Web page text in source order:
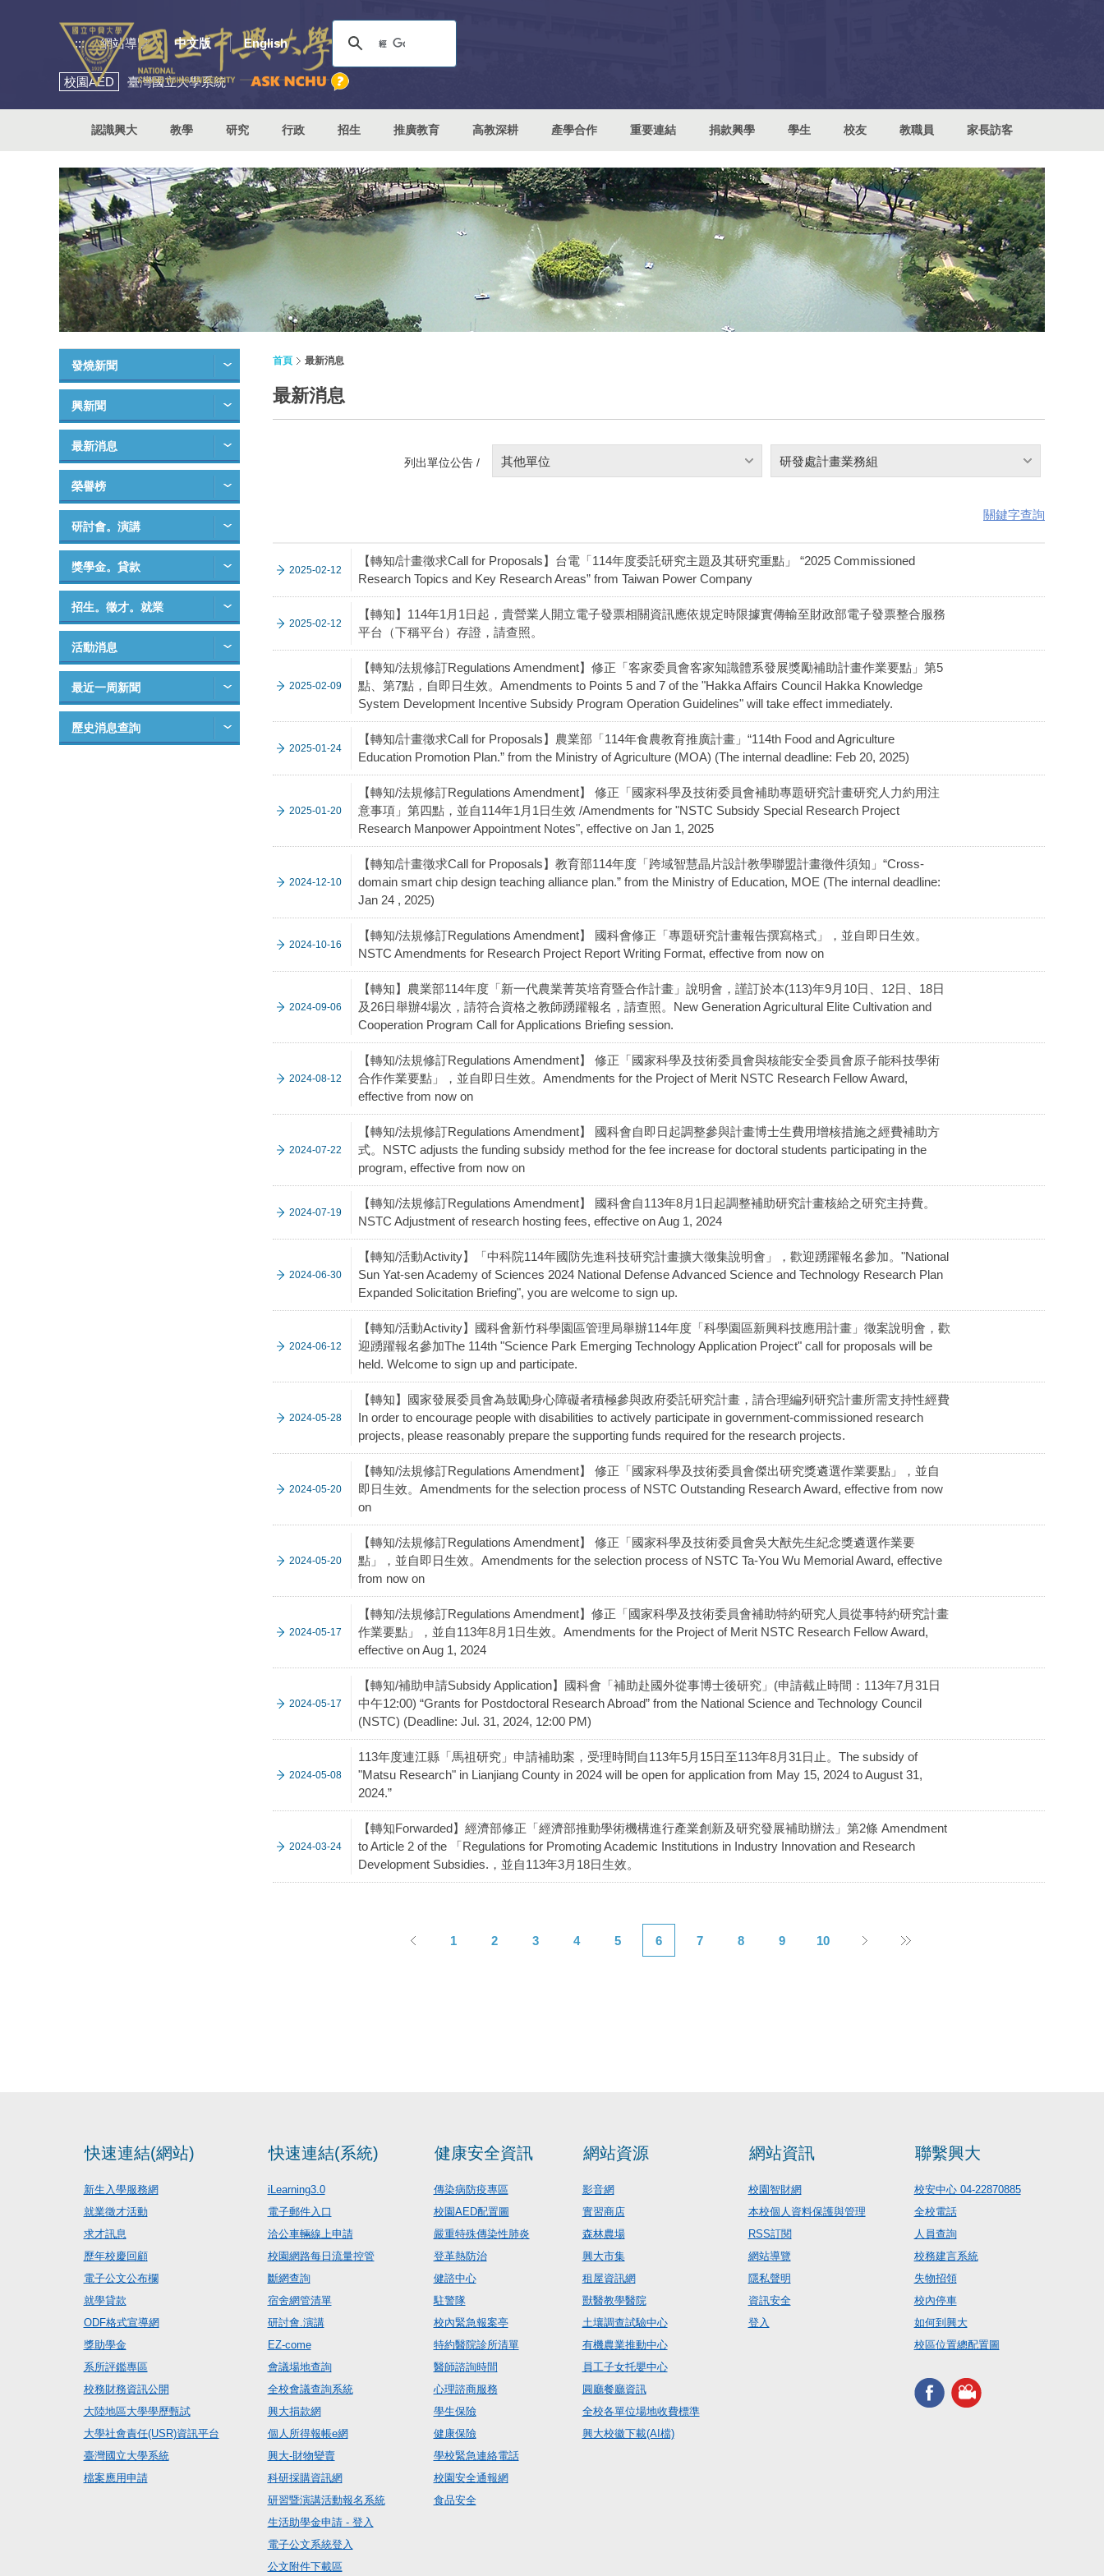
::: 網站導覽 中文版 English
校園AED 臺灣國立大學系統
認識興大 教學 研究 行政 招生 推廣教育 高教深耕 產學合作 重要連結 捐款興學 學生 校友 教職員 家長訪客
發燒新聞
興新聞
最新消息
榮譽榜
研討會。演講
獎學金。貸款
招生。徵才。就業
活動消息
最近一周新聞
歷史消息查詢
首頁 最新消息
最新消息
列出單位公告 / 其他單位 研發處計畫業務組
關鍵字查詢
2025-02-12
【轉知/計畫徵求Call for Proposals】台電「114年度委託研究主題及其研究重點」 “2025 Commissioned
Research Topics and Key Research Areas” from Taiwan Power Company
2025-02-12
【轉知】114年1月1日起，貴營業人開立電子發票相關資訊應依規定時限據實傳輸至財政部電子發票整合服務
平台（下稱平台）存證，請查照。
2025-02-09
【轉知/法規修訂Regulations Amendment】修正「客家委員會客家知識體系發展獎勵補助計畫作業要點」第5
點、第7點，自即日生效。Amendments to Points 5 and 7 of the "Hakka Affairs Council Hakka Knowledge
System Development Incentive Subsidy Program Operation Guidelines" will take effect immediately.
2025-01-24
【轉知/計畫徵求Call for Proposals】農業部「114年食農教育推廣計畫」“114th Food and Agriculture
Education Promotion Plan.” from the Ministry of Agriculture (MOA) (The internal deadline: Feb 20, 2025)
2025-01-20
【轉知/法規修訂Regulations Amendment】 修正「國家科學及技術委員會補助專題研究計畫研究人力約用注
意事項」第四點，並自114年1月1日生效 /Amendments for "NSTC Subsidy Special Research Project
Research Manpower Appointment Notes", effective on Jan 1, 2025
2024-12-10
【轉知/計畫徵求Call for Proposals】教育部114年度「跨域智慧晶片設計教學聯盟計畫徵件須知」“Cross-
domain smart chip design teaching alliance plan.” from the Ministry of Education, MOE (The internal deadline:
Jan 24 , 2025)
2024-10-16
【轉知/法規修訂Regulations Amendment】 國科會修正「專題研究計畫報告撰寫格式」，並自即日生效。
NSTC Amendments for Research Project Report Writing Format, effective from now on
2024-09-06
【轉知】農業部114年度「新一代農業菁英培育暨合作計畫」說明會，謹訂於本(113)年9月10日、12日、18日
及26日舉辦4場次，請符合資格之教師踴躍報名，請查照。New Generation Agricultural Elite Cultivation and
Cooperation Program Call for Applications Briefing session.
2024-08-12
【轉知/法規修訂Regulations Amendment】 修正「國家科學及技術委員會與核能安全委員會原子能科技學術
合作作業要點」，並自即日生效。Amendments for the Project of Merit NSTC Research Fellow Award,
effective from now on
2024-07-22
【轉知/法規修訂Regulations Amendment】 國科會自即日起調整參與計畫博士生費用增核措施之經費補助方
式。NSTC adjusts the funding subsidy method for the fee increase for doctoral students participating in the
program, effective from now on
2024-07-19
【轉知/法規修訂Regulations Amendment】 國科會自113年8月1日起調整補助研究計畫核給之研究主持費。
NSTC Adjustment of research hosting fees, effective on Aug 1, 2024
2024-06-30
【轉知/活動Activity】「中科院114年國防先進科技研究計畫擴大徵集說明會」，歡迎踴躍報名參加。"National
Sun Yat-sen Academy of Sciences 2024 National Defense Advanced Science and Technology Research Plan
Expanded Solicitation Briefing", you are welcome to sign up.
2024-06-12
【轉知/活動Activity】國科會新竹科學園區管理局舉辦114年度「科學園區新興科技應用計畫」徵案說明會，歡
迎踴躍報名參加The 114th "Science Park Emerging Technology Application Project" call for proposals will be
held. Welcome to sign up and participate.
2024-05-28
【轉知】國家發展委員會為鼓勵身心障礙者積極參與政府委託研究計畫，請合理編列研究計畫所需支持性經費
In order to encourage people with disabilities to actively participate in government-commissioned research
projects, please reasonably prepare the supporting funds required for the research projects.
2024-05-20
【轉知/法規修訂Regulations Amendment】 修正「國家科學及技術委員會傑出研究獎遴選作業要點」，並自
即日生效。Amendments for the selection process of NSTC Outstanding Research Award, effective from now
on
2024-05-20
【轉知/法規修訂Regulations Amendment】 修正「國家科學及技術委員會吳大猷先生紀念獎遴選作業要
點」，並自即日生效。Amendments for the selection process of NSTC Ta-You Wu Memorial Award, effective
from now on
2024-05-17
【轉知/法規修訂Regulations Amendment】修正「國家科學及技術委員會補助特約研究人員從事特約研究計畫
作業要點」，並自113年8月1日生效。Amendments for the Project of Merit NSTC Research Fellow Award,
effective on Aug 1, 2024
2024-05-17
【轉知/補助申請Subsidy Application】國科會「補助赴國外從事博士後研究」(申請截止時間：113年7月31日
中午12:00) “Grants for Postdoctoral Research Abroad” from the National Science and Technology Council
(NSTC) (Deadline: Jul. 31, 2024, 12:00 PM)
2024-05-08
113年度連江縣「馬祖研究」申請補助案，受理時間自113年5月15日至113年8月31日止。The subsidy of
"Matsu Research" in Lianjiang County in 2024 will be open for application from May 15, 2024 to August 31,
2024.”
2024-03-24
【轉知Forwarded】經濟部修正「經濟部推動學術機構進行產業創新及研究發展補助辦法」第2條 Amendment
to Article 2 of the 「Regulations for Promoting Academic Institutions in Industry Innovation and Research
Development Subsidies.，並自113年3月18日生效。
1 2 3 4 5 6 7 8 9 10
快速連結(網站)
新生入學服務網
就業徵才活動
求才訊息
歷年校慶回顧
電子公文公布欄
就學貸款
ODF格式宣導網
獎助學金
系所評鑑專區
校務財務資訊公開
大陸地區大學學歷甄試
大學社會責任(USR)資訊平台
臺灣國立大學系統
檔案應用申請
快速連結(系統)
iLearning3.0
電子郵件入口
洽公車輛線上申請
校園網路每日流量控管
斷網查詢
宿舍網管清單
研討會.演講
EZ-come
會議場地查詢
全校會議查詢系統
興大捐款網
個人所得報帳e網
興大-財物變賣
科研採購資訊網
研習暨演講活動報名系統
生活助學金申請 - 登入
電子公文系統登入
公文附件下載區
健康安全資訊
傳染病防疫專區
校園AED配置圖
嚴重特殊傳染性肺炎
登革熱防治
健諮中心
駐警隊
校內緊急報案亭
特約醫院診所清單
醫師諮詢時間
心理諮商服務
學生保險
健康保險
學校緊急連絡電話
校園安全通報網
食品安全
網站資源
影音網
實習商店
森林農場
興大市集
租屋資訊網
獸醫教學醫院
土壤調查試驗中心
有機農業推動中心
員工子女托嬰中心
圓廳餐廳資訊
全校各單位場地收費標準
興大校徽下載(AI檔)
網站資訊
校園智財網
本校個人資料保護與管理
RSS訂閱
網站導覽
隱私聲明
資訊安全
登入
聯繫興大
校安中心 04-22870885
全校電話
人員查詢
校務建言系統
失物招領
校內停車
如何到興大
校區位置總配置圖